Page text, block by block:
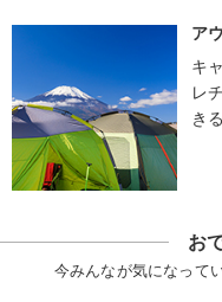
ア
キ
レ
き
お
今みんなが気になって